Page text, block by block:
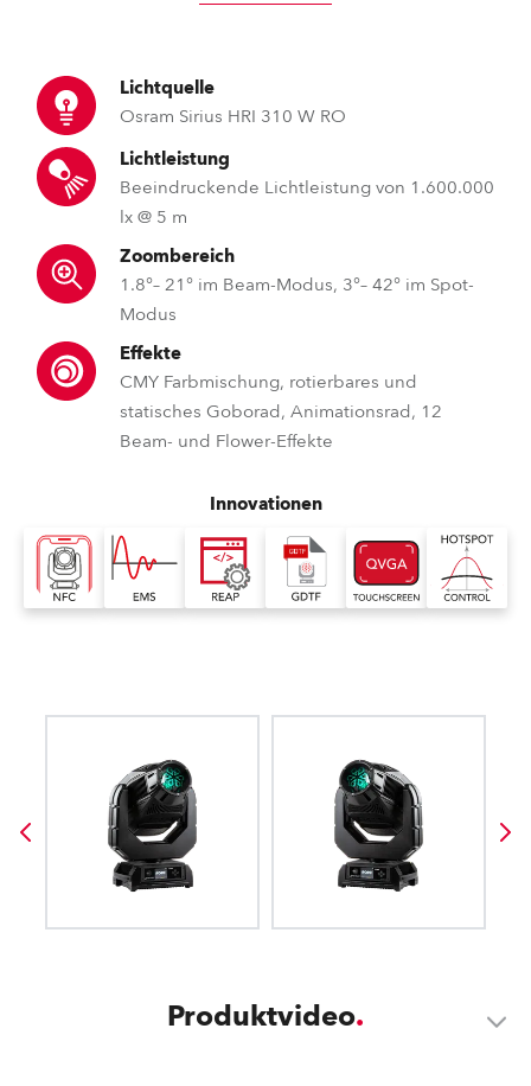
Lichtquelle
Osram Sirius HRI 310 W RO
Lichtleistung
Beeindruckende Lichtleistung von 1.600.000
lx @ 5 m
Zoombereich
1.8°– 21° im Beam-Modus, 3°– 42° im Spot-
Modus
Effekte
CMY Farbmischung, rotierbares und
statisches Goborad, Animationsrad, 12
Beam- und Flower-Effekte
Innovationen
Produktvideo